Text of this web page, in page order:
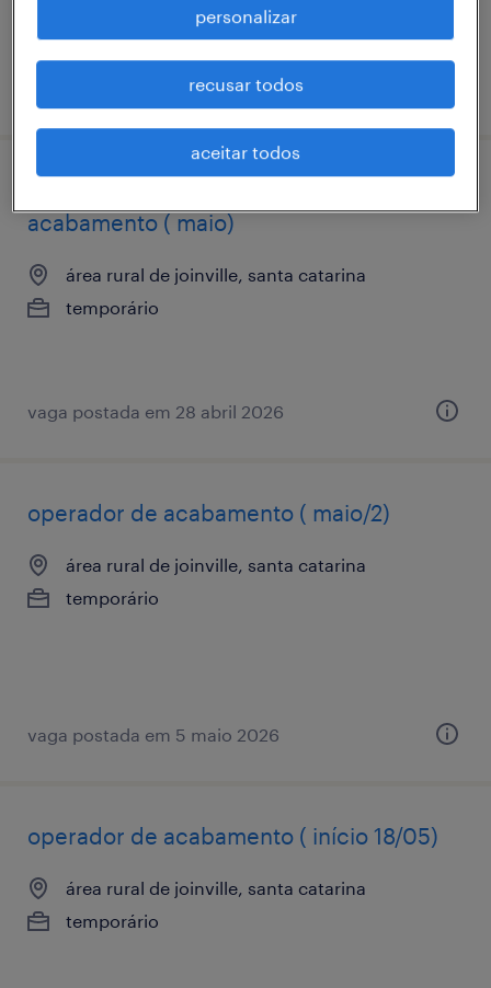
vaga postada em 15 junho 2026
acabamento ( maio)
área rural de joinville, santa catarina
temporário
vaga postada em 28 abril 2026
operador de acabamento ( maio/2)
área rural de joinville, santa catarina
temporário
vaga postada em 5 maio 2026
operador de acabamento ( início 18/05)
área rural de joinville, santa catarina
temporário
personalizar
recusar todos
aceitar todos